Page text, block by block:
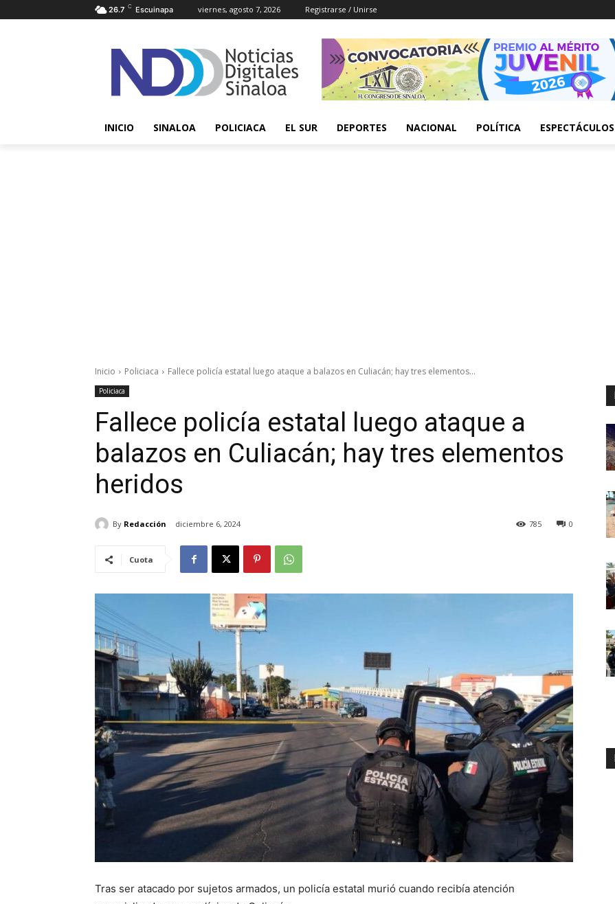
26.7 C Escuinapa viernes, agosto 7, 2026 Registrarse / Unirse
INICIO SINALOA POLICIACA EL SUR DEPORTES NACIONAL POLÍTICA ESPECTÁCULOS
Inicio Policiaca Fallece policía estatal luego ataque a balazos en Culiacán; hay tres elementos...
Policiaca
Fallece policía estatal luego ataque a
balazos en Culiacán; hay tres elementos
heridos
By Redacción diciembre 6, 2024 0
785
Cuota
Tras ser atacado por sujetos armados, un policía estatal murió cuando recibía atención